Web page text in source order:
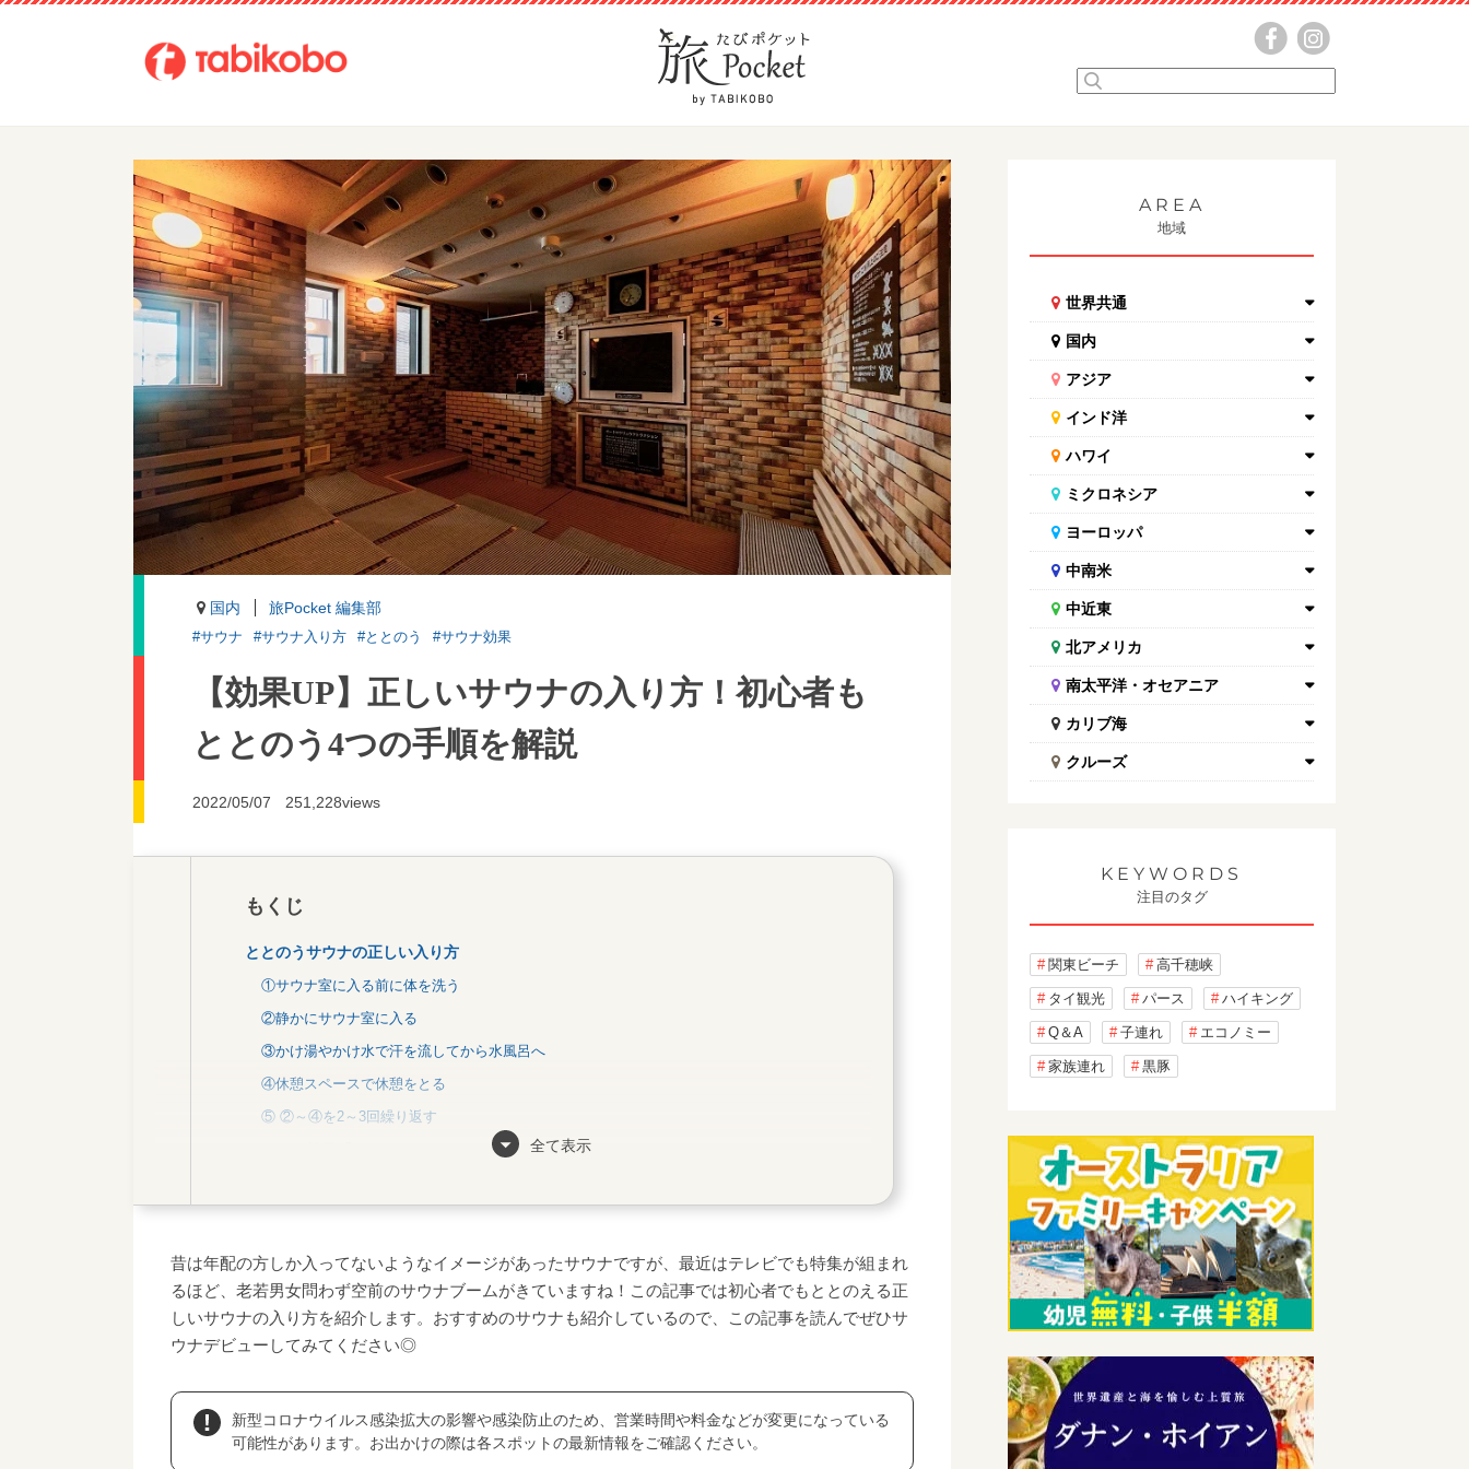
国内 旅Pocket 編集部
#サウナ #サウナ入り方 #ととのう #サウナ効果
【効果UP】正しいサウナの入り方！初心者も
ととのう4つの手順を解説
2022/05/07 251,228views
もくじ
ととのうサウナの正しい入り方
①サウナ室に入る前に体を洗う
②静かにサウナ室に入る
③かけ湯やかけ水で汗を流してから水風呂へ
④休憩スペースで休憩をとる
⑤ ②～④を2～3回繰り返す
サウナの効果「ととのう」ってなに？
ととのいデビュー！おすすめのサウナ5選
新宿天然温泉 テルマー湯｜東京都
JFA夢フィールド 幕張温泉 湯楽の里｜千葉県
美楽温泉 SPA-HERBS｜埼玉県
ザ・グランドスパ南大門｜栃木県
全て表示
昔は年配の方しか入ってないようなイメージがあったサウナですが、最近はテレビでも特集が組まれ
るほど、老若男女問わず空前のサウナブームがきていますね！この記事では初心者でもととのえる正
しいサウナの入り方を紹介します。おすすめのサウナも紹介しているので、この記事を読んでぜひサ
ウナデビューしてみてください◎
新型コロナウイルス感染拡大の影響や感染防止のため、営業時間や料金などが変更になっている
可能性があります。お出かけの際は各スポットの最新情報をご確認ください。
AREA
地域
世界共通
国内
アジア
インド洋
ハワイ
ミクロネシア
ヨーロッパ
中南米
中近東
北アメリカ
南太平洋・オセアニア
カリブ海
クルーズ
KEYWORDS
注目のタグ
関東ビーチ 高千穂峡
タイ観光 パース ハイキング
Q＆A 子連れ エコノミー
家族連れ 黒豚